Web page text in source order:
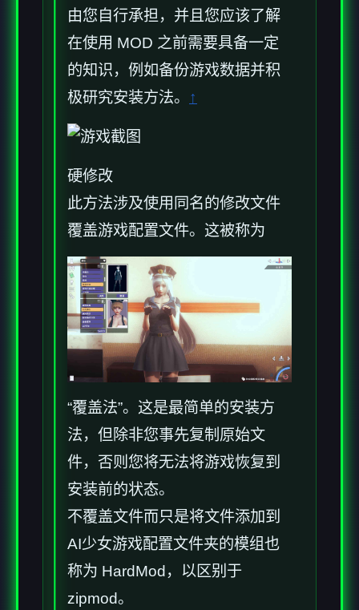
由您自行承担，并且您应该了解
在使用 MOD 之前需要具备一定
的知识，例如备份游戏数据并积
极研究安装方法。 ↑
硬修改
此方法涉及使用同名的修改文件
覆盖游戏配置文件。这被称为
“覆盖法”。这是最简单的安装方
法，但除非您事先复制原始文
件，否则您将无法将游戏恢复到
安装前的状态。
不覆盖文件而只是将文件添加到
AI少女游戏配置文件夹的模组也
称为 HardMod，以区别于
zipmod。